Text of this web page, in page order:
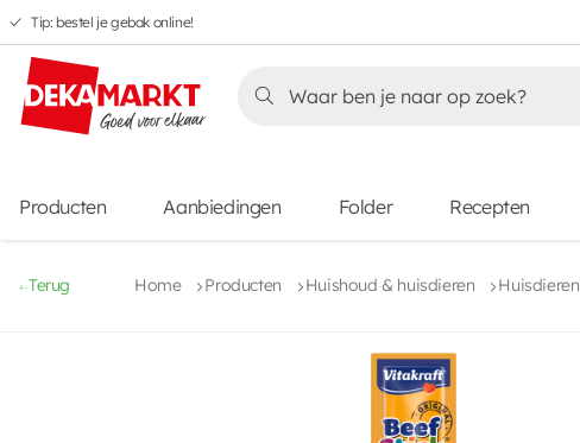
Overslaan
naar
hoofdnavigatie
Overslaan
naar
hoofdinhoud
Overslaan
naar
voettekstinhoud
Overslaan
naar
aanbiedingen
Tip: bestel je gebak online!
Producten Aanbiedingen Folder Recepten
Terug Home Producten Huishoud & huisdieren Huisdieren